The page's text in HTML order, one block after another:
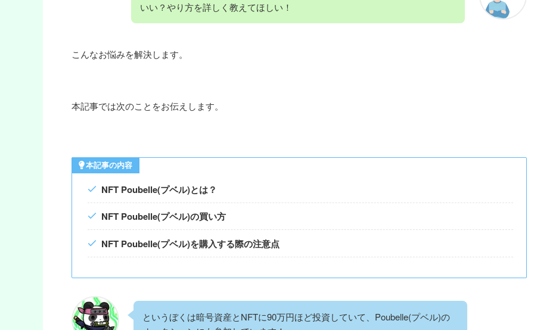
いい？やり方を詳しく教えてほしい！
こんなお悩みを解決します。
本記事では次のことをお伝えします。
本記事の内容
NFT Poubelle(プベル)とは？
NFT Poubelle(プベル)の買い方
NFT Poubelle(プベル)を購入する際の注意点
というぼくは暗号資産とNFTに90万円ほど投資していて、Poubelle(プベル)の